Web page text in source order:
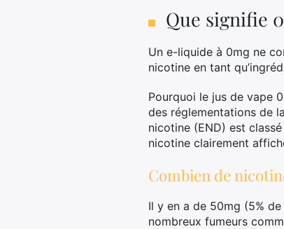
Que signifie
Un e-liquide à 0mg ne
nicotine en tant
Pourquoi le jus de vape
des réglementations de
nicotine (END) est
nicotine clairement
Combien de
Il y en a de 50mg (5%
nombreux fumeurs